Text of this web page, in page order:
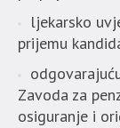
ljekarsko
prijemu
Zavoda za
osiguranje i